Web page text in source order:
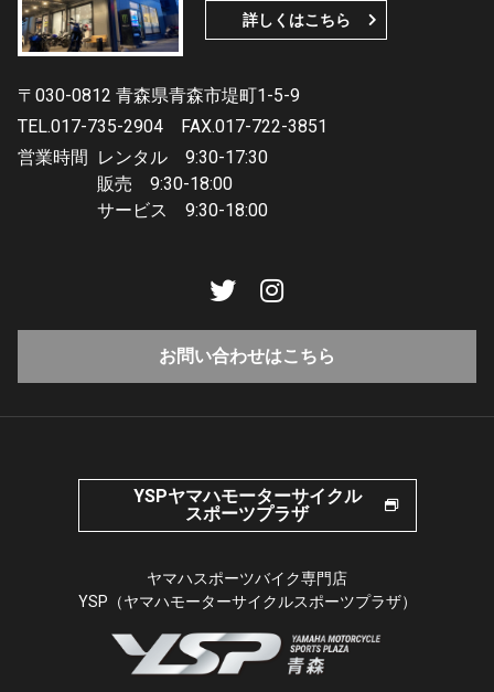
詳しくはこちら
〒030-0812 青森県青森市堤町1-5-9
TEL.017-735-2904
FAX.017-722-3851
営業時間 レンタル 9:30-17:30
販売 9:30-18:00
サービス 9:30-18:00
お問い合わせはこちら
YSPヤマハモーターサイクル
スポーツプラザ
ヤマハスポーツバイク専門店
YSP（ヤマハモーターサイクルスポーツプラザ）